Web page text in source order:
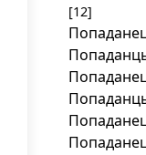
[12]